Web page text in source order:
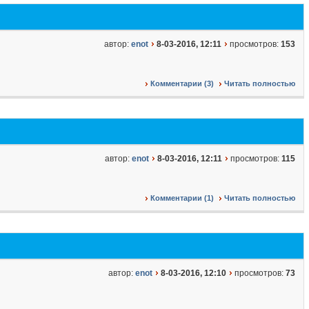
автор: enot 8-03-2016, 12:11 просмотров: 153
Комментарии (3) Читать полностью
автор: enot 8-03-2016, 12:11 просмотров: 115
Комментарии (1) Читать полностью
автор: enot 8-03-2016, 12:10 просмотров: 73